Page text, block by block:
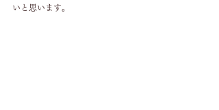
いと思います。